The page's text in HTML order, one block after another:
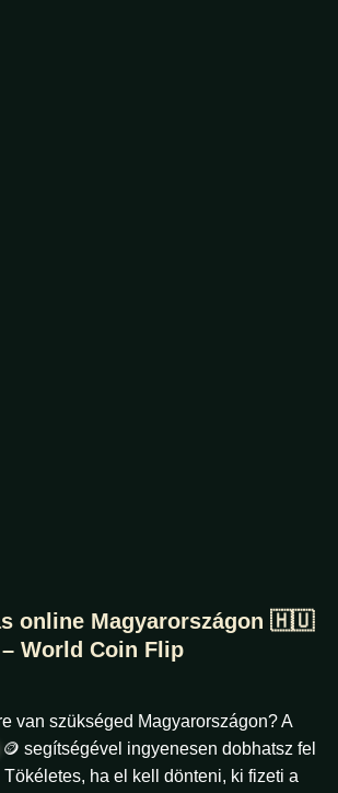
online Magyarországon 🇭🇺
– World Coin Flip
van szükséged Magyarországon? A
🪙 segítségével ingyenesen dobhatsz fel
ha el kell dönteni, ki fizeti a